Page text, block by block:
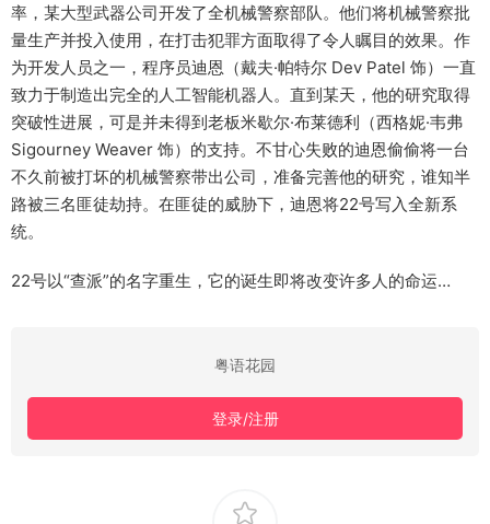
率，某大型武器公司开发了全机械警察部队。他们将机械警察批
量生产并投入使用，在打击犯罪方面取得了令人瞩目的效果。作
为开发人员之一，程序员迪恩（戴夫·帕特尔 Dev Patel 饰）一直
致力于制造出完全的人工智能机器人。直到某天，他的研究取得
突破性进展，可是并未得到老板米歇尔·布莱德利（西格妮·韦弗
Sigourney Weaver 饰）的支持。不甘心失败的迪恩偷偷将一台
不久前被打坏的机械警察带出公司，准备完善他的研究，谁知半
路被三名匪徒劫持。在匪徒的威胁下，迪恩将22号写入全新系
统。
22号以“查派”的名字重生，它的诞生即将改变许多人的命运…
粤语花园
登录/注册